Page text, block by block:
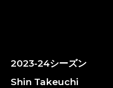
2023-24シーズン
Shin Takeuchi